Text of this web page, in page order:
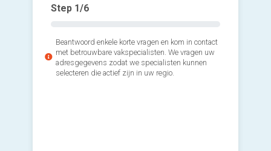
Step 1/6
Beantwoord enkele korte vragen en kom in contact
met betrouwbare vakspecialisten. We vragen uw
adresgegevens zodat we specialisten kunnen
selecteren die actief zijn in uw regio.